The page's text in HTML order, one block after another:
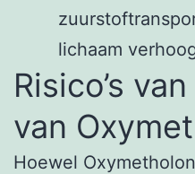
lichaam
Risico’s
van
Hoewel